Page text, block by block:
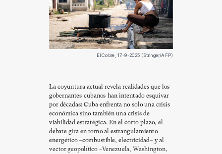
El Cobre, 17-9-2025 (Stringer/AFP)
La coyuntura actual revela realidades que los
gobernantes cubanos han intentado esquivar
por décadas: Cuba enfrenta no solo una crisis
económica sino también una crisis de
viabilidad estratégica. En el corto plazo, el
debate gira en torno al estrangulamiento
energético –combustible, electricidad– y al
vector geopolítico –Venezuela, Washington,